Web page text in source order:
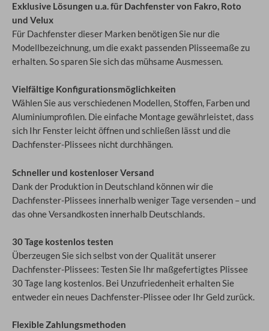
Exklusive Lösungen u.a. für Dachfenster von Fakro, Roto
und Velux
Für Dachfenster dieser Marken benötigen Sie nur die
Modellbezeichnung, um die exakt passenden Plisseemaße zu
erhalten. So sparen Sie sich das mühsame Ausmessen.
Vielfältige Konfigurationsmöglichkeiten
Wählen Sie aus verschiedenen Modellen, Stoffen, Farben und
Aluminiumprofilen. Die einfache Montage gewährleistet, dass
sich Ihr Fenster leicht öffnen und schließen lässt und die
Dachfenster-Plissees nicht durchhängen.
Schneller und kostenloser Versand
Dank der Produktion in Deutschland können wir die
Dachfenster-Plissees innerhalb weniger Tage versenden – und
das ohne Versandkosten innerhalb Deutschlands.
30 Tage kostenlos testen
Überzeugen Sie sich selbst von der Qualität unserer
Dachfenster-Plissees: Testen Sie Ihr maßgefertigtes Plissee
30 Tage lang kostenlos. Bei Unzufriedenheit erhalten Sie
entweder ein neues Dachfenster-Plissee oder Ihr Geld zurück.
Flexible Zahlungsmethoden